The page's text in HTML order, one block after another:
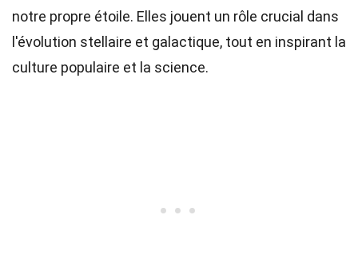
notre propre étoile. Elles jouent un rôle crucial dans
l'évolution stellaire et galactique, tout en inspirant la
culture populaire et la science.